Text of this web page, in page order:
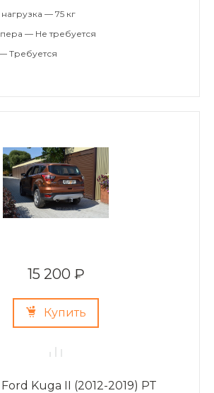
— 75 кг
— Не требуется
Требуется
15 200 ₽
Купить
Kuga II (2012-2019) PT